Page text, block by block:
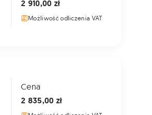
2 910,00 zł
Możliwość odliczenia VAT
Cena
2 835,00 zł